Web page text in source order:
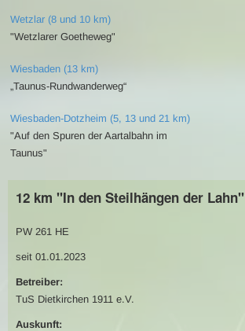
Wetzlar (8 und 10 km)
"Wetzlarer Goetheweg"
Wiesbaden (13 km)
„Taunus-Rundwanderweg“
Wiesbaden-Dotzheim (5, 13 und 21 km)
"Auf den Spuren der Aartalbahn im
Taunus"
12 km "In den Steilhängen der Lahn"
PW 261 HE
seit 01.01.2023
Betreiber:
TuS Dietkirchen 1911 e.V.
Auskunft: